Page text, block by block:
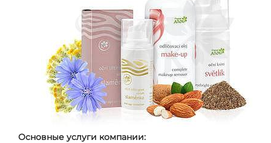
Основные услуги компании: